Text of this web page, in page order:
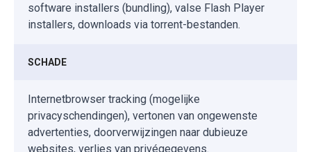
software installers (bundling), valse Flash Player
installers, downloads via torrent-bestanden.
SCHADE
Internetbrowser tracking (mogelijke
privacyschendingen), vertonen van ongewenste
advertenties, doorverwijzingen naar dubieuze
websites, verlies van privégegevens.